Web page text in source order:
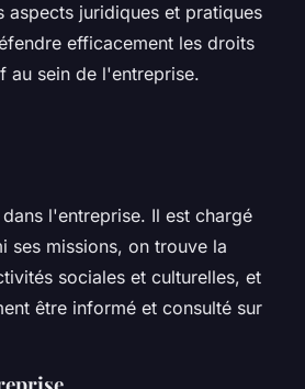
aspects juridiques et pratiques
efficacement les droits
au sein de l'entreprise.
l'entreprise. Il est chargé
ses missions, on trouve la
sociales et culturelles, et
être informé et consulté sur